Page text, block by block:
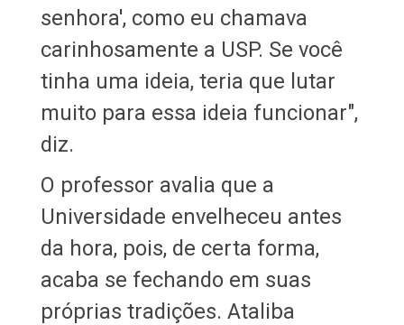
senhora', como eu chamava
carinhosamente a USP. Se você
tinha uma ideia, teria que lutar
muito para essa ideia funcionar",
diz.
O professor avalia que a
Universidade envelheceu antes
da hora, pois, de certa forma,
acaba se fechando em suas
próprias tradições. Ataliba